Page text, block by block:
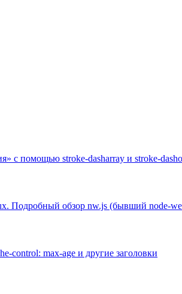
c помощью stroke-dasharray и stroke-
Подробный обзор nw.js (бывший node-
control: max-age и другие заголовки